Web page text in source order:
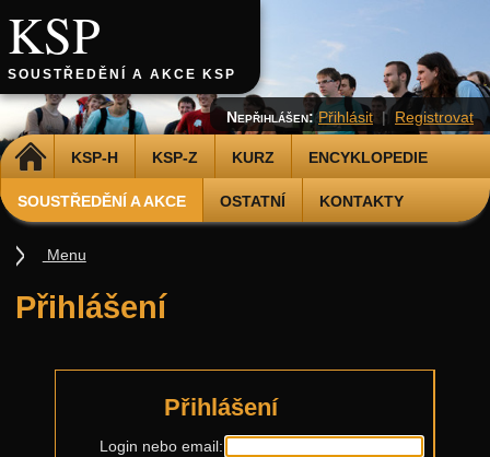
KSP
SOUSTŘEDĚNÍ A AKCE KSP
DOMŮ KSP-H KSP-Z KURZ ENCYKLOPEDIE
SOUSTŘEDĚNÍ A AKCE OSTATNÍ KONTAKTY
Nepřihlášen: Přihlásit | Registrovat
Přihlášení
Přihlášení
Login nebo email:
Menu